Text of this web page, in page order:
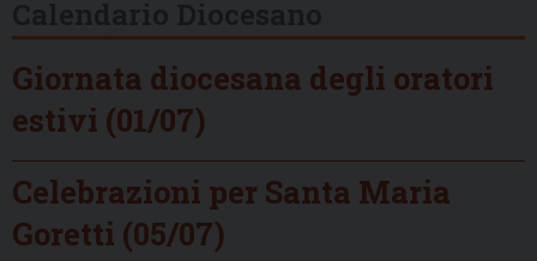
Giornata diocesana degli oratori
estivi (01/07)
Celebrazioni per Santa Maria
Goretti (05/07)